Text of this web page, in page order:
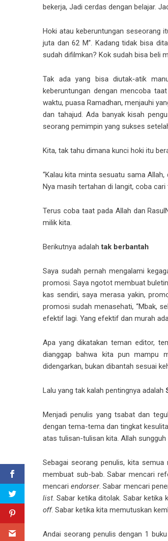
bekerja, Jadi cerdas dengan belajar.
Hoki atau keberuntungan seseorang
juta dan 62 M”. Kadang tidak bisa
sudah difilmkan? Kok sudah bisa beli
Tak ada yang bisa diutak-atik
keberuntungan dengan mencoba
waktu, puasa Ramadhan, menjauhi
dan tahajud. Ada banyak kisah
seorang pemimpin yang sukses
Kita, tak tahu dimana kunci hoki itu
“Kalau kita minta sesuatu sama
Nya masih tertahan di langit, coba
Terus coba taat pada Allah dan
milik kita.
Berikutnya adalahtak berbantah
Saya sudah pernah mengalami
promosi. Saya ngotot membuat
kas sendiri, saya merasa yakin,
promosi sudah menasehati, “Mbak,
efektif lagi. Yang efektif dan murah
Apa yang dikatakan teman editor,
dianggap bahwa kita pun mampu
didengarkan, bukan dibantah sesuai
Lalu yang tak kalah pentingnya adalah
Menjadi penulis yang tsabat dan
dengan tema-tema dan tingkat
atas tulisan-tulisan kita. Allah
Sebagai seorang penulis, kita
membuat sub-bab. Sabar mencari
mencariendorser. Sabar mencari
list. Sabar ketika ditolak. Sabar ketika
off. Sabar ketika kita memutuskan
Andai seorang penulis dengan 1